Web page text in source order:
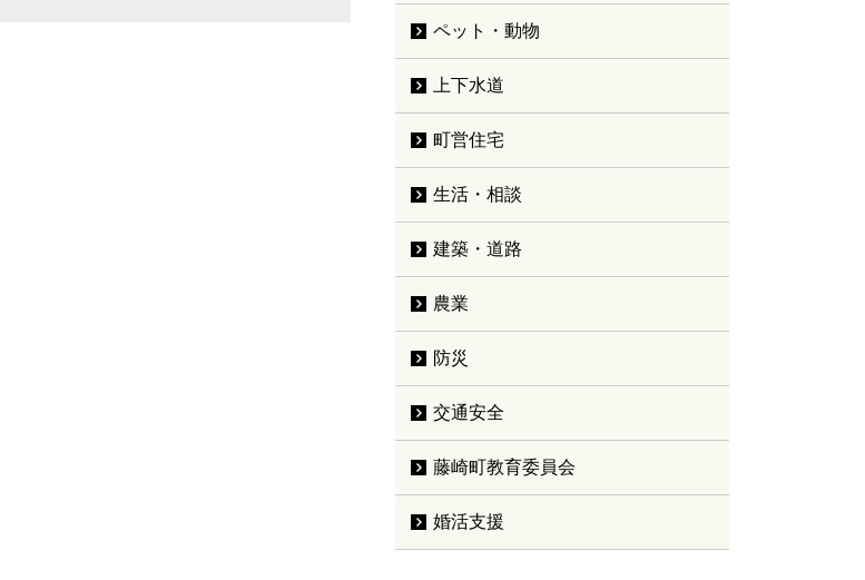
ペット・動物
上下水道
町営住宅
生活・相談
建築・道路
農業
防災
交通安全
藤崎町教育委員会
婚活支援